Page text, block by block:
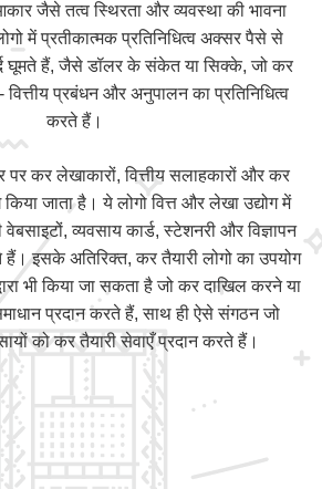
जैसे तत्व स्थिरता और व्यवस्था की भावना
में प्रतीकात्मक प्रतिनिधित्व अक्सर पैसे से
घूमते हैं, जैसे डॉलर के संकेत या सिक्के, जो कर
प्रबंधन और अनुपालन का प्रतिनिधित्व
करते हैं।
पर कर लेखाकारों, वित्तीय सलाहकारों और कर
किया जाता है। ये लोगो वित्त और लेखा उद्योग में
व्यवसाय कार्ड, स्टेशनरी और विज्ञापन
हैं। इसके अतिरिक्त, कर तैयारी लोगो का उपयोग
भी किया जा सकता है जो कर दाखिल करने या
प्रदान करते हैं, साथ ही ऐसे संगठन जो
को कर तैयारी सेवाएँ प्रदान करते हैं।